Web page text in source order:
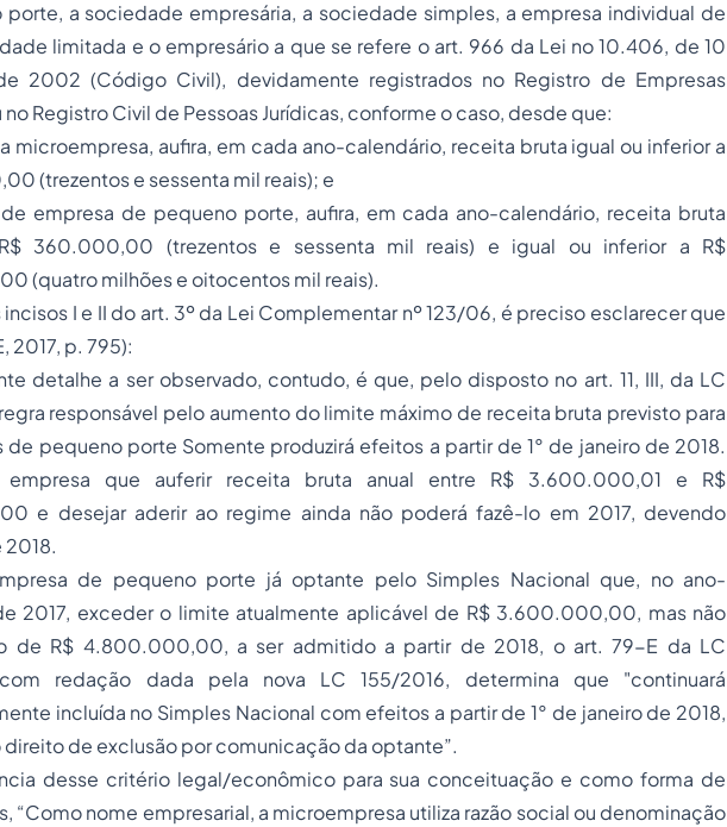
a sociedade empresária, a sociedade simples, a empresa individual de
limitada e o empresário a que se refere o art. 966 da Lei no 10.406, de 10
2002 (Código Civil), devidamente registrados no Registro de Empresas
no Registro Civil de Pessoas Jurídicas, conforme o caso, desde que:
microempresa, aufira, em cada ano-calendário, receita bruta igual ou inferior a
(trezentos e sessenta mil reais); e
empresa de pequeno porte, aufira, em cada ano-calendário, receita bruta
360.000,00 (trezentos e sessenta mil reais) e igual ou inferior a R$
(quatro milhões e oitocentos mil reais).
I e II do art. 3º da Lei Complementar nº 123/06, é preciso esclarecer que
2017, p. 795):
detalhe a ser observado, contudo, é que, pelo disposto no art. 11, III, da LC
responsável pelo aumento do limite máximo de receita bruta previsto para
de pequeno porte Somente produzirá efeitos a partir de 1° de janeiro de 2018.
empresa que auferir receita bruta anual entre R$ 3.600.000,01 e R$
e desejar aderir ao regime ainda não poderá fazê-lo em 2017, devendo
2018.
de pequeno porte já optante pelo Simples Nacional que, no ano-
2017, exceder o limite atualmente aplicável de R$ 3.600.000,00, mas não
o de R$ 4.800.000,00, a ser admitido a partir de 2018, o art. 79-E da LC
redação dada pela nova LC 155/2016, determina que "continuará
incluída no Simples Nacional com efeitos a partir de 1° de janeiro de 2018,
direito de exclusão por comunicação da optante”.
desse critério legal/econômico para sua conceituação e como forma de
“Como nome empresarial, a microempresa utiliza razão social ou denominação